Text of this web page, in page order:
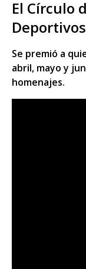
El Círculo
Se premió a
abril, mayo y
homenajes.